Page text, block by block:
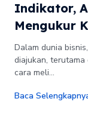
Indikator,
Mengukur
Dalam dunia
diajukan,
cara meli...
Baca